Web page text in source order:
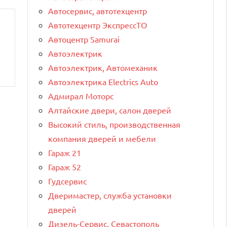
Автосервис, автотехцентр
Автотехцентр ЭкспрессТО
Автоцентр Samurai
Автоэлектрик
Автоэлектрик, Автомеханик
Автоэлектрика Electrics Auto
Адмирал Моторс
Алтайские двери, салон дверей
Высокий стиль, производственная
компания дверей и мебели
Гараж 21
Гараж 52
Гудсервис
Дверимастер, служба установки
дверей
Дизель-Сервис. Севастополь